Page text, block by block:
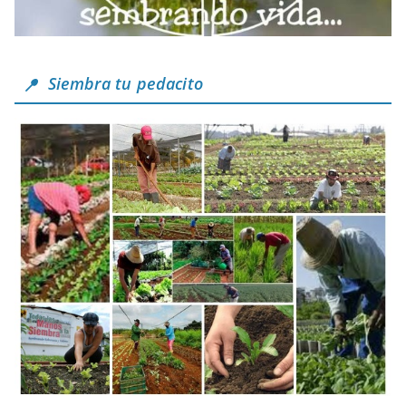
Siembra tu pedacito